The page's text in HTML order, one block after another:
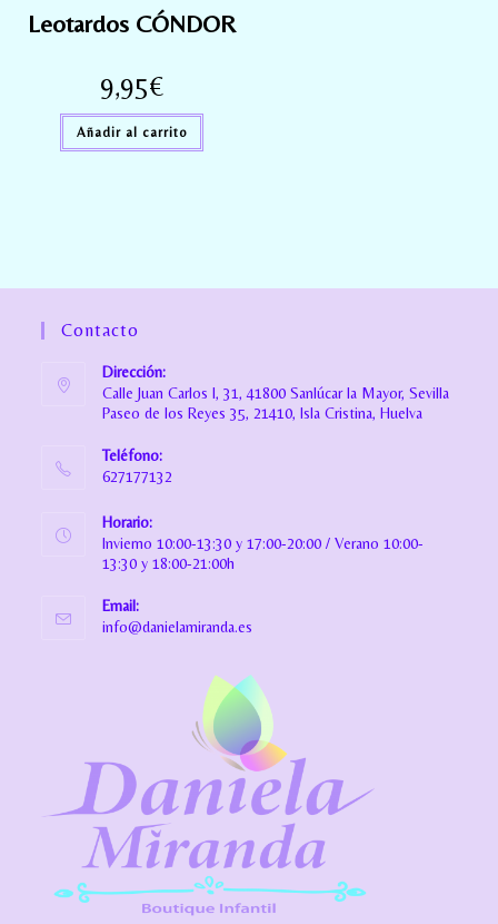
Leotardos CÓNDOR
9,95€
Añadir al carrito
Contacto
Dirección:
Calle Juan Carlos I, 31, 41800 Sanlúcar la Mayor, Sevilla
Paseo de los Reyes 35, 21410, Isla Cristina, Huelva
Teléfono:
627177132
Horario:
Invierno 10:00-13:30 y 17:00-20:00 / Verano 10:00-
13:30 y 18:00-21:00h
Email:
info@danielamiranda.es